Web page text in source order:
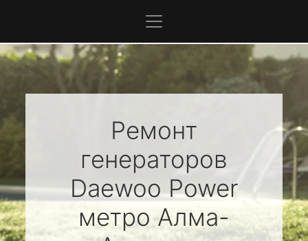
Ремонт
генераторов
Daewoo Power
метро Алма-